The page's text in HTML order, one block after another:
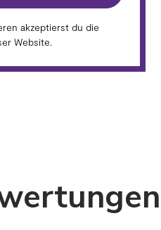
akzeptierst du die
Website.